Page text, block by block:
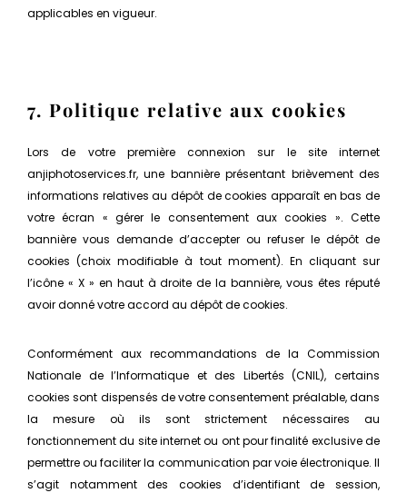
applicables en vigueur.
7. Politique relative aux cookies
Lors de votre première connexion sur le site internet
anjiphotoservices.fr, une bannière présentant brièvement des
informations relatives au dépôt de cookies apparaît en bas de
votre écran « gérer le consentement aux cookies ». Cette
bannière vous demande d’accepter ou refuser le dépôt de
cookies (choix modifiable à tout moment). En cliquant sur
l’icône « X » en haut à droite de la bannière, vous êtes réputé
avoir donné votre accord au dépôt de cookies.
Conformément aux recommandations de la Commission
Nationale de l’Informatique et des Libertés (CNIL), certains
cookies sont dispensés de votre consentement préalable, dans
la mesure où ils sont strictement nécessaires au
fonctionnement du site internet ou ont pour finalité exclusive de
permettre ou faciliter la communication par voie électronique. Il
s’agit notamment des cookies d’identifiant de session,